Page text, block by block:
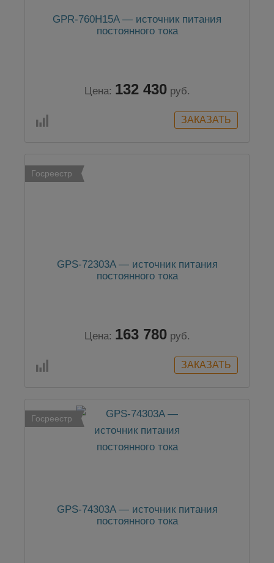
GPR-760H15A — источник питания
постоянного тока
Цена: 132 430 руб.
Госреестр
GPS-72303A — источник питания
постоянного тока
Цена: 163 780 руб.
Госреестр
GPS-74303A — источник питания
постоянного тока